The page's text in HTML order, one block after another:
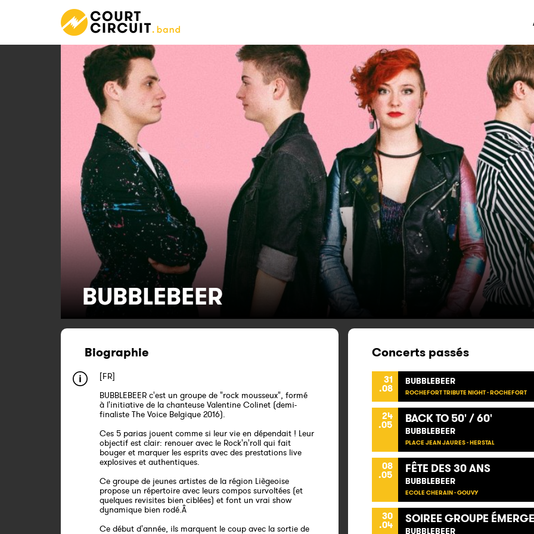
BUBBLEBEER
Biographie
[FR]
BUBBLEBEER c'est un groupe de "rock mousseux", formé
à l'initiative de la chanteuse Valentine Colinet (demi-
finaliste The Voice Belgique 2016).
Ces 5 parias jouent comme si leur vie en dépendait ! Leur
objectif est clair: renouer avec le Rock'n'roll qui fait
bouger et marquer les esprits avec des prestations live
explosives et authentiques.
Ce groupe de jeunes artistes de la région Liègeoise
propose un répertoire avec leurs compos survoltées (et
quelques revisites bien ciblées) et font un vrai show
dynamique bien rodé.Â
Ce début d'année, ils marquent le coup avec la sortie de
Concerts passés
31
.08
BUBBLEBEER
ROCHEFORT TRIBUTE NIGHT - ROCHEFORT
24
.05 BACK TO 50' / 60'
BUBBLEBEER
PLACE JEAN JAURES - HERSTAL
08
.05 FÊTE DES 30 ANS
BUBBLEBEER
ECOLE CHERAIN - GOUVY
30
.04 SOIREE GROUPE
BUBBLEBEER